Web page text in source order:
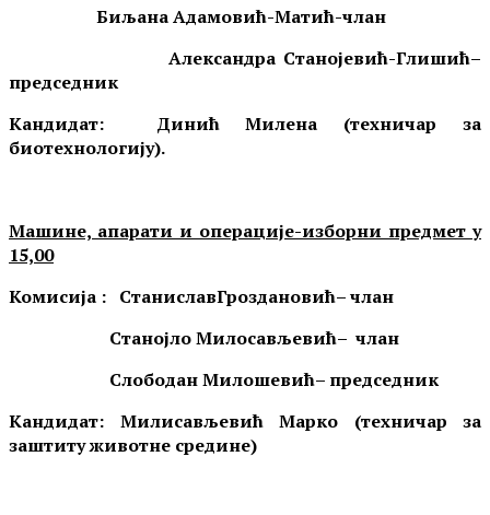
Биљана Адамовић-Матић-члан
Александра Станојевић-Глишић–
председник
Кандидат: Динић Милена (техничар за
биотехнологију).
Машине, апарати и операције-изборни предмет у
15,00
Комисија : СтаниславГроздановић– члан
Станојло Милосављевић– члан
Слободан Милошевић– председник
Кандидат:
Милисављевић Марко (техничар за
заштиту животне средине)